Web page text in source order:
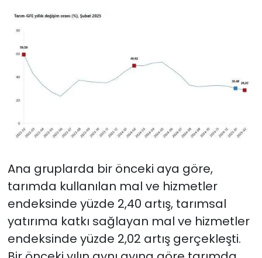
Ana gruplarda bir önceki aya göre,
tarımda kullanılan mal ve hizmetler
endeksinde yüzde 2,40 artış, tarımsal
yatırıma katkı sağlayan mal ve hizmetler
endeksinde yüzde 2,02 artış gerçekleşti.